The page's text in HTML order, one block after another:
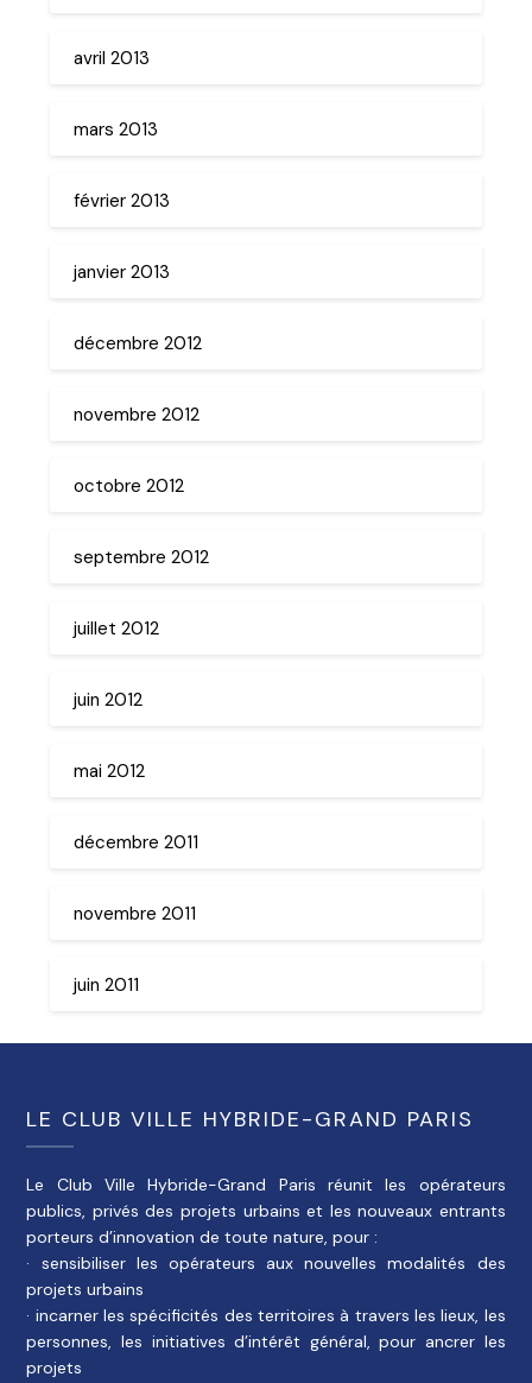
avril 2013
mars 2013
février 2013
janvier 2013
décembre 2012
novembre 2012
octobre 2012
septembre 2012
juillet 2012
juin 2012
mai 2012
décembre 2011
novembre 2011
juin 2011
LE CLUB VILLE HYBRIDE-GRAND PARIS
Le Club Ville Hybride-Grand Paris réunit les opérateurs
publics, privés des projets urbains et les nouveaux entrants
porteurs d’innovation de toute nature, pour :
· sensibiliser les opérateurs aux nouvelles modalités des
projets urbains
· incarner les spécificités des territoires à travers les lieux, les
personnes, les initiatives d’intérêt général, pour ancrer les
projets